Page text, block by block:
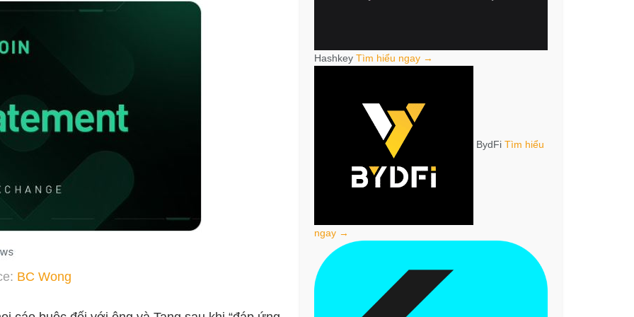
BC Wong
Hashkey Tìm hiểu ngay →
BydFi Tìm hiểu
ngay →